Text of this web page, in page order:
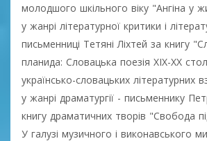
молодшого шкільного віку "Ангіна у
у жанрі літературної критики і
письменниці Тетяні Ліхтей за книгу
планида: Словацька поезія ХІХ-ХХ
українсько-словацьких літературних
у жанрі драматургії - письменнику
книгу драматичних творів "Свобода
У галузі музичного і виконавського